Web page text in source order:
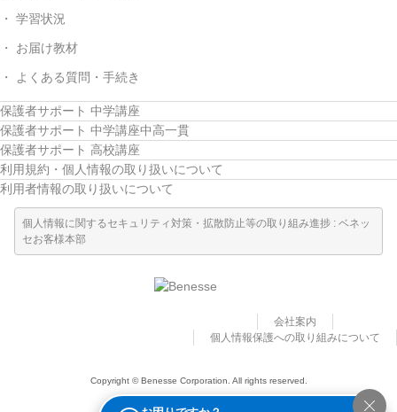
学習状況
お届け教材
よくある質問・手続き
保護者サポート 中学講座
保護者サポート 中学講座中高一貫
保護者サポート 高校講座
利用規約・個人情報の取り扱いについて
利用者情報の取り扱いについて
個人情報に関するセキュリティ対策・拡散防止等の取り組み進捗 : ベネッ
セお客様本部
Copyright © Benesse Corporation. All rights reserved.
会社案内
個人情報保護への取り組みについて